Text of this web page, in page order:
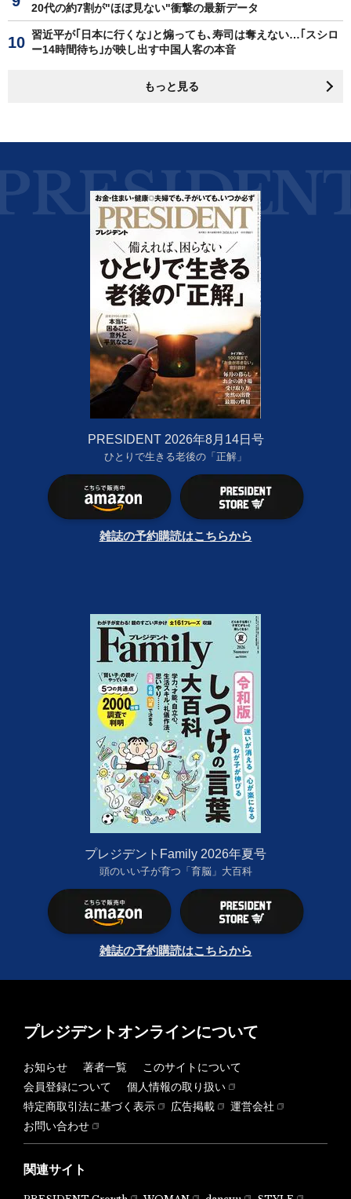
20代の約7割が"ほぼ見ない"衝撃の最新データ
習近平が｢日本に行くな｣と煽っても､寿司は奪えない…｢スシロ
ー14時間待ち｣が映し出す中国人客の本音
もっと見る
PRESIDENT 2026年8月14日号
ひとりで生きる老後の「正解」
雑誌の予約購読はこちらから
プレジデントFamily 2026年夏号
頭のいい子が育つ「育脳」大百科
雑誌の予約購読はこちらから
プレジデントオンラインについて
お知らせ 著者一覧
このサイトについて
会員登録について
個人情報の取り扱い
特定商取引法に基づく表示
広告掲載
運営会社
お問い合わせ
関連サイト